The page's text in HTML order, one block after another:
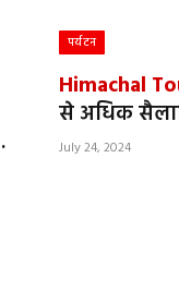
हिमाचल न्यूज़ विशेष
हिमाचल में
व्यवस्था की
July 19, 2026
पर्यटन
Himachal
से अधिक
July 24, 2024